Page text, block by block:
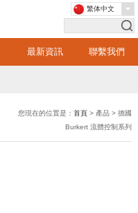
最新資訊 聯繫我們
繁体中文
您現在的位置是：首頁 > 產品 > 德國
Burkert 流體控制系列